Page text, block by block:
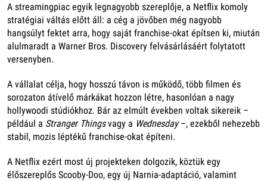
A streamingpiac egyik legnagyobb szereplője, a Netflix komoly
stratégiai váltás előtt áll: a cég a jövőben még nagyobb
hangsúlyt fektet arra, hogy saját franchise-okat építsen ki, miután
alulmaradt a Warner Bros. Discovery felvásárlásáért folytatott
versenyben.
A vállalat célja, hogy hosszú távon is működő, több filmen és
sorozaton átívelő márkákat hozzon létre, hasonlóan a nagy
hollywoodi stúdiókhoz. Bár az elmúlt években voltak sikereik –
például a Stranger Thingsvagy a Wednesday–, ezekből nehezebb
stabil, mozis léptékű franchise-okat építeni.
A Netflix ezért most új projekteken dolgozik, köztük egy
élőszereplős Scooby-Doo, egy új Narnia-adaptáció, valamint